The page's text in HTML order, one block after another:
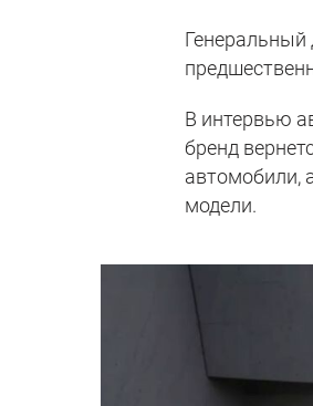
Генеральный
В интервью
бренд
автомобили,
модели.